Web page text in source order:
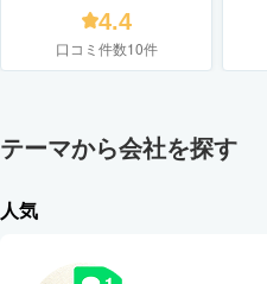
4.4
口コミ件数10件
テーマから会社を探す
人気